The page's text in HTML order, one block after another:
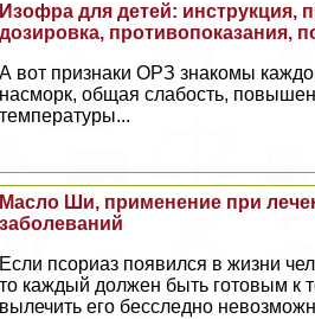
Изофра для детей: инструкция,
дозировка, противопоказания,
А вот признаки ОРЗ знакомы
насморк, общая слабость,
температуры...
Масло Ши, применение при
заболеваний
Если псориаз появился в жизни
то каждый должен быть готовым к
вылечить его бесследно